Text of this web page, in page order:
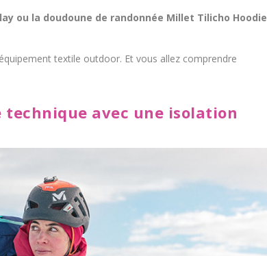
ou la doudoune de randonnée Millet Tilicho Hoodie
textile outdoor. Et vous allez comprendre
avec une isolation